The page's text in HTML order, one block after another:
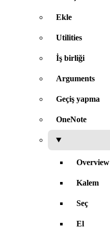
Ekle
Utilities
İş birliği
Arguments
Geçiş yapma
OneNote
Overview
Kalem
Seç
El